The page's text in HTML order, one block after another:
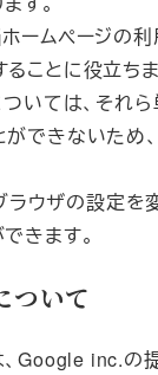
ームページの
ことに役立ち
いては、それ
できないため
ラウザの設定を
きます。
ついて
Google inc.の